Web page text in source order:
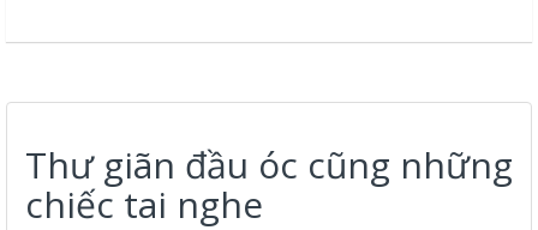
Thư giãn đầu óc cũng những
chiếc tai nghe